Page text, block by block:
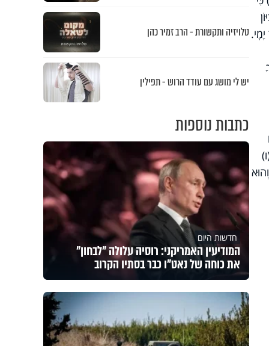
טלויזיה ותקשורת - הרב זמיר כהן
יש לי מושג עם עודד הרוש - תפילין
כתבות נוספות
חדשות היום
המודיעין האמריקני: רוסיה עלולה "לבחון"
את כוחה של נאט"ו כבר בסתיו הקרוב